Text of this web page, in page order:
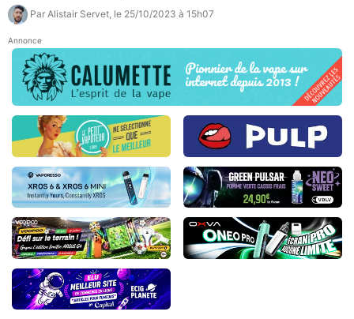
Par Alistair Servet , le 25/10/2023 à 15h07
Annonce